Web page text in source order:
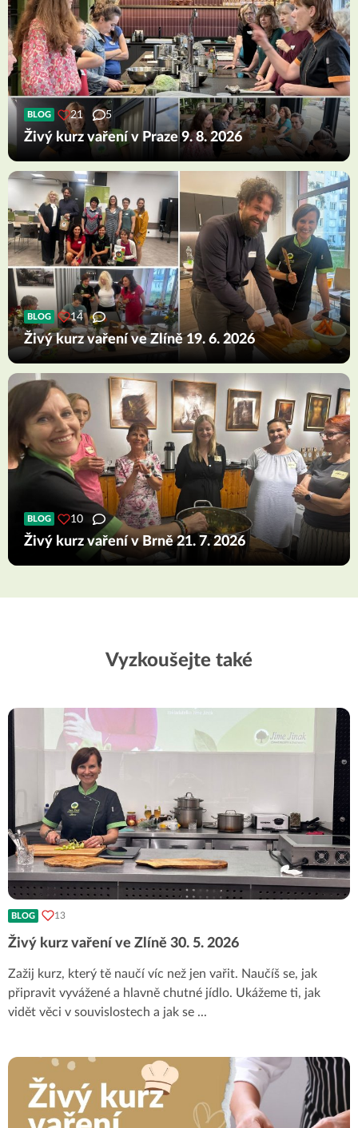
BLOG 21 5
Živý kurz vaření v Praze 9. 8. 2026
BLOG 14
Živý kurz vaření ve Zlíně 19. 6. 2026
BLOG 10
Živý kurz vaření v Brně 21. 7. 2026
Vyzkoušejte také
BLOG 13
Živý kurz vaření ve Zlíně 30. 5. 2026
Zažij kurz, který tě naučí víc než jen vařit. Naučíš se, jak
připravit vyvážené a hlavně chutné jídlo. Ukážeme ti, jak
vidět věci v souvislostech a jak se ...